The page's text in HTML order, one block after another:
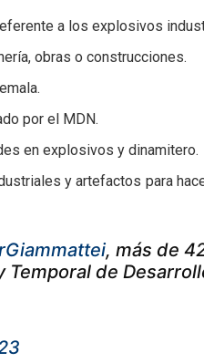
a los explosivos
obras o construcciones.
por el MDN.
en explosivos y dinamitero.
y artefactos para
, más de
de